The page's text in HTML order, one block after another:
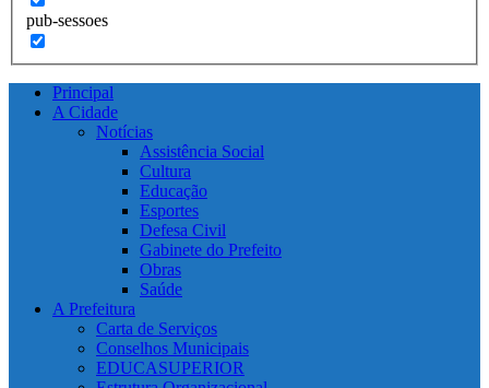
pub-sessoes
Principal
A Cidade
Notícias
Assistência Social
Cultura
Educação
Esportes
Defesa Civil
Gabinete do Prefeito
Obras
Saúde
A Prefeitura
Carta de Serviços
Conselhos Municipais
EDUCASUPERIOR